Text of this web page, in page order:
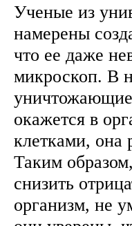
Ученые из
намерены
что ее даже
микроскоп. В
уничтожающие
окажется в
клетками, она
Таким
снизить
организм, не